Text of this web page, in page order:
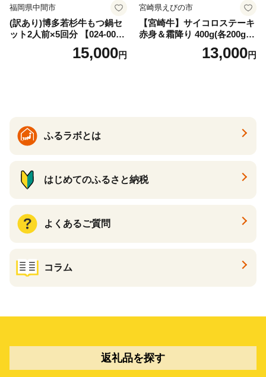
福岡県中間市
(訳あり)博多若杉牛もつ鍋セ
ット2人前×5回分 【024-002
15,000円
宮崎県えびの市
【宮崎牛】サイコロステーキ
赤身＆霜降り 400g(各200g×
１P 計2P) 真空パック 冷凍
13,000円
ふるラボとは
はじめてのふるさと納税
よくあるご質問
コラム
返礼品を探す